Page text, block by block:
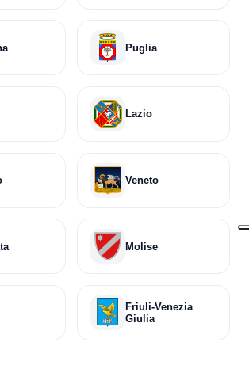
Puglia
Lazio
Veneto
Molise
Friuli-Venezia
Giulia